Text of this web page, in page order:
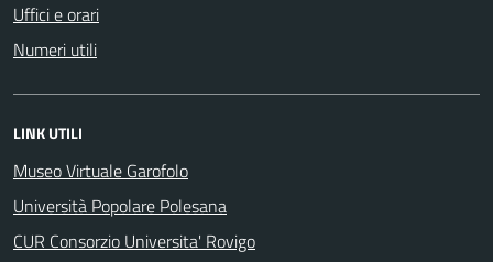
Uffici e orari
Numeri utili
LINK UTILI
Museo Virtuale Garofolo
Università Popolare Polesana
CUR Consorzio Universita' Rovigo